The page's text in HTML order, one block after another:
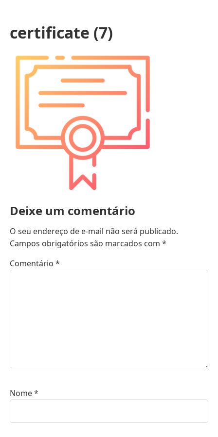
certificate (7)
Deixe um comentário
O seu endereço de e-mail não será publicado.
Campos obrigatórios são marcados com *
Comentário *
Nome*